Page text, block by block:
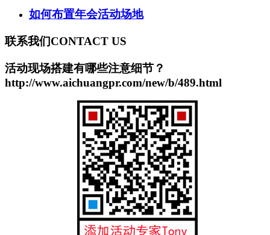
如何布置年会活动场地
联系我们CONTACT US
活动现场搭建有哪些注意细节？
http://www.aichuangpr.com/new/b/489.html